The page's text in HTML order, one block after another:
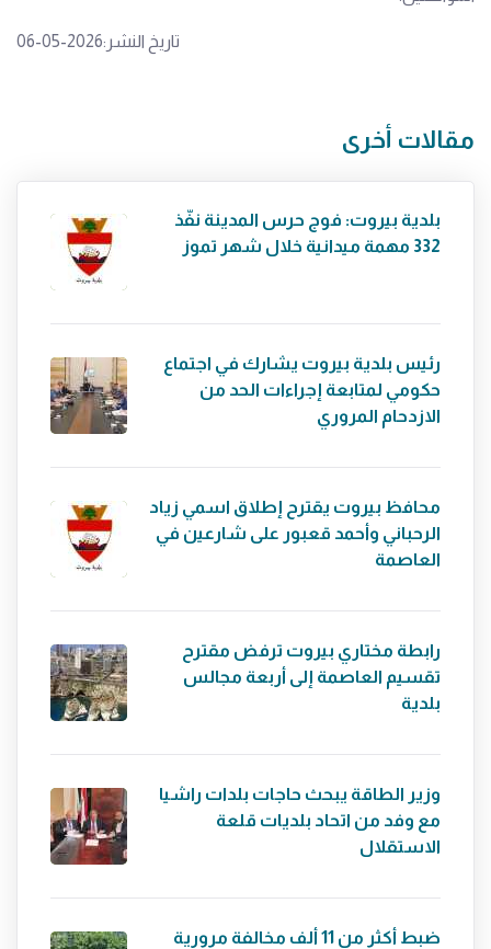
تاريخ النشر:2026-05-06
مقالات أخرى
بلدية بيروت: فوج حرس المدينة نفّذ
332 مهمة ميدانية خلال شهر تموز
رئيس بلدية بيروت يشارك في اجتماع
حكومي لمتابعة إجراءات الحد من
الازدحام المروري
محافظ بيروت يقترح إطلاق اسمي زياد
الرحباني وأحمد قعبور على شارعين في
العاصمة
رابطة مختاري بيروت ترفض مقترح
تقسيم العاصمة إلى أربعة مجالس
بلدية
وزير الطاقة يبحث حاجات بلدات راشيا
مع وفد من اتحاد بلديات قلعة
الاستقلال
ضبط أكثر من 11 ألف مخالفة مرورية